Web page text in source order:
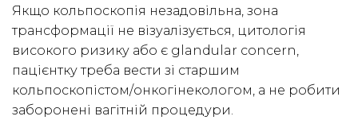
Якщо кольпоскопія незадовільна, зона
трансформації не візуалізується, цитологія
високого ризику або є glandular concern,
пацієнтку треба вести зі старшим
кольпоскопістом/онкогінекологом, а не робити
заборонені вагітній процедури.